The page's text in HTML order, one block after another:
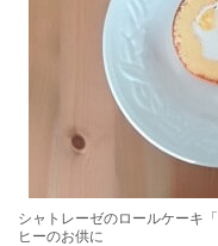
シャトレーゼのロールケーキ
ヒーのお供に